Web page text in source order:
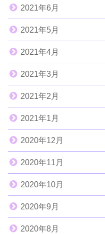
2021年6月
2021年5月
2021年4月
2021年3月
2021年2月
2021年1月
2020年12月
2020年11月
2020年10月
2020年9月
2020年8月